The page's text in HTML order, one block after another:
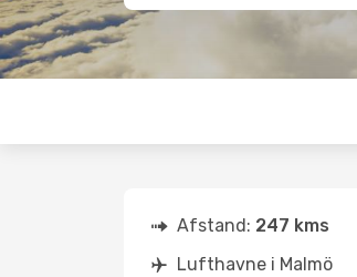
Afstand: 247 kms
Lufthavne i Malmö